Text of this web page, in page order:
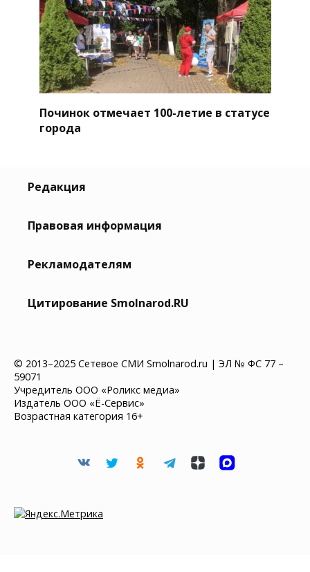
Починок отмечает 100-летие в статусе
города
Редакция
Правовая информация
Рекламодателям
Цитирование Smolnarod.RU
© 2013–2025 Сетевое СМИ Smolnarod.ru | ЭЛ № ФС 77 –
59071
Учредитель ООО «Роликс медиа»
Издатель ООО «Ё-Сервис»
Возрастная категория 16+